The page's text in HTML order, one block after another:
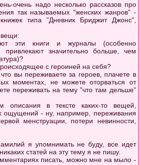
очень надо несколько рассказов про
так называемых "женских жанров" -
типа "Дневник Бриджит Джонс",
вещи:
эти книги и журналы (особенно
привлекают значительно больше, чем
с героиней на себя?
вы переживаете за героев, плачете в
моментах, не можете оторваться от
переживать на тему "что там дельше"
в тексте каких-то вещей,
ощущений - ну, например, переживания
менструации, потери невинности,
я упомнимать не буду, все идет
статей на эту тему я не пишу.
писать, можно мне на мыло -